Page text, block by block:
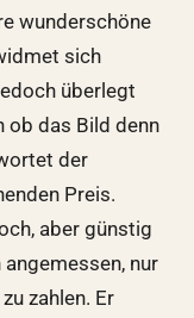
wunderschöne
sich
überlegt
ob das Bild denn
der
Preis.
aber günstig
nur
zahlen. Er